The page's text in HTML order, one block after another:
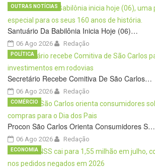
Santuário Da Babilônia Inicia Hoje (06)…
06 Ago 2026
OUTRAS NOTÍCIAS
Redação
Secretário Recebe Comitiva De São Carlos…
06 Ago 2026
POLÍTICA
Redação
Procon São Carlos Orienta Consumidores S…
06 Ago 2026
COMÉRCIO
Redação
ECONOMIA